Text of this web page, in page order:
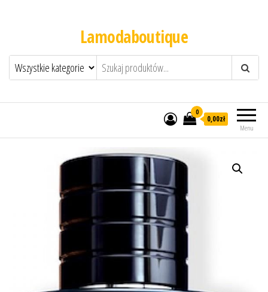
Lamodaboutique
Menu
0
0,00zł